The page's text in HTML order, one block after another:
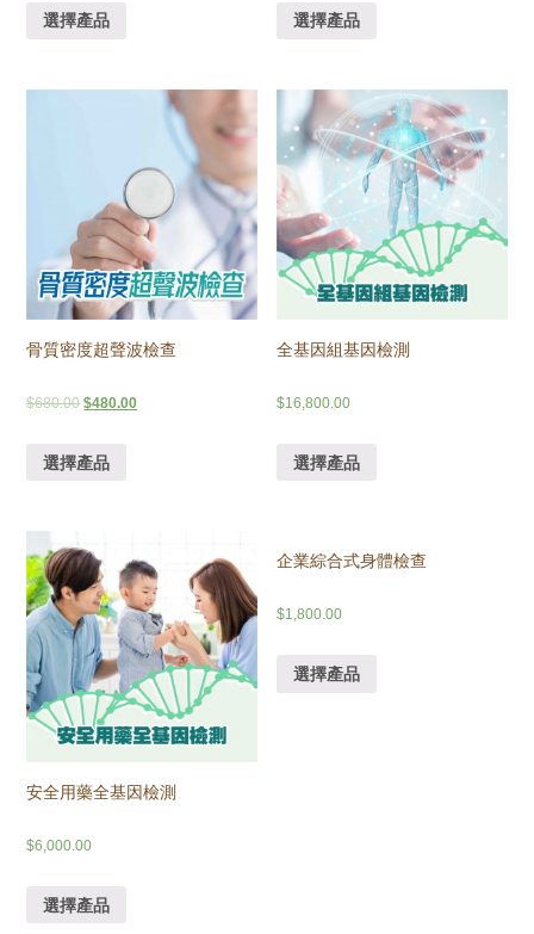
選擇產品 選擇產品
骨質密度超聲波檢查
$680.00 $480.00
選擇產品
全基因組基因檢測
$16,800.00
選擇產品
安全用藥全基因檢測
$6,000.00
選擇產品
企業綜合式⾝體檢查
$1,800.00
選擇產品